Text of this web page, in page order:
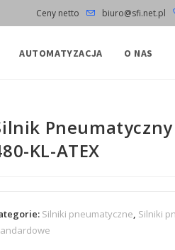
Ceny netto biuro@sfi.net.pl
AUTOMATYZACJA O NAS
KL-ATEX
Silniki pneumatyczne, Silniki